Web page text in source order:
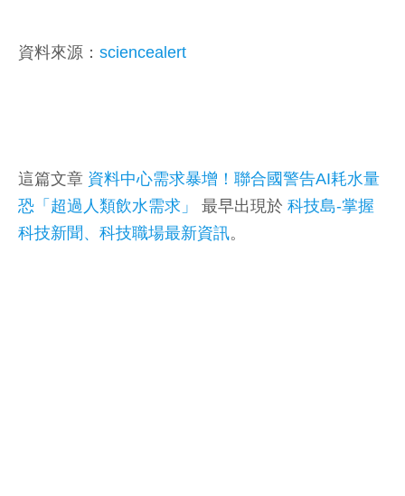
資料來源： sciencealert
這篇文章 資料中心需求暴增！聯合國警告AI耗水量
恐「超過人類飲水需求」
最早出現於 科技島-掌握
科技新聞、科技職場最新資訊。